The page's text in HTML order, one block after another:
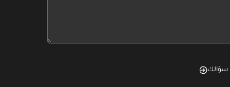
سؤالك